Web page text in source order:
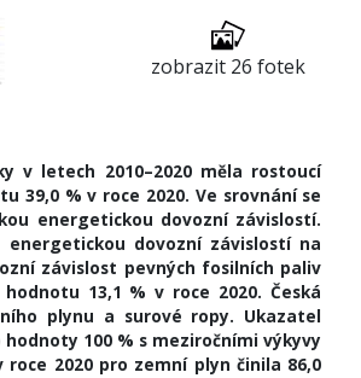
zobrazit 26 fotek
v letech 2010–2020 měla rostoucí
39,0 % v roce 2020. Ve srovnání se
energetickou dovozní závislostí.
dovozní závislostí na
závislost pevných fosilních paliv
13,1 % v roce 2020. Česká
plynu a surové ropy. Ukazatel
100 % s meziročními výkyvy
2020 pro zemní plyn činila 86,0